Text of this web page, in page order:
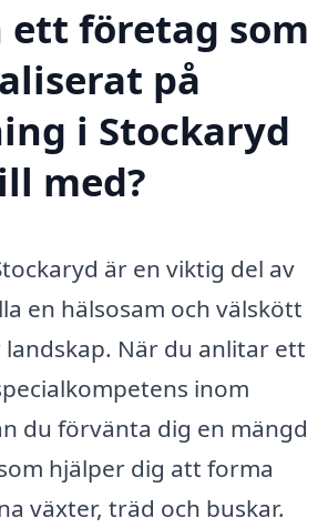
ett företag som
på
i Stockaryd
med?
är en viktig del av
en hälsosam och välskött
När du anlitar ett
inom
du förvänta dig en mängd
hjälper dig att forma
växter, träd och buskar.